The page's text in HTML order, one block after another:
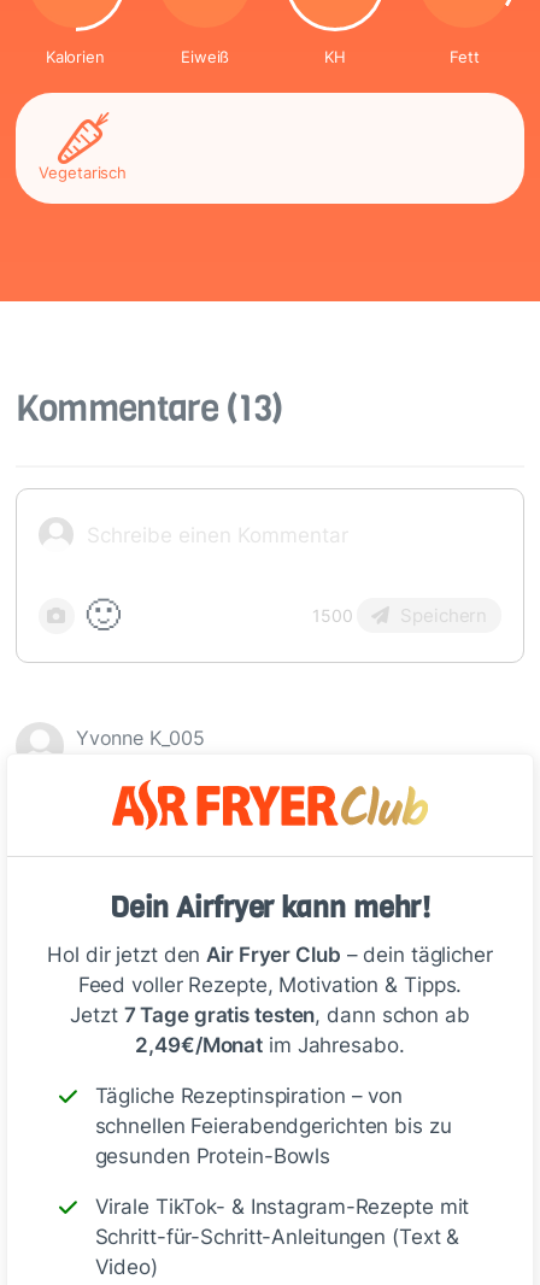
Dein Airfryer kann mehr!
Hol dir jetzt den Air Fryer Club – dein täglicher
Feed voller Rezepte, Motivation & Tipps.
Jetzt 7 Tage gratis testen, dann schon ab
2,49€/Monat im Jahresabo.
Tägliche Rezeptinspiration – von
schnellen Feierabendgerichten bis zu
gesunden Protein-Bowls
Virale TikTok- & Instagram-Rezepte mit
Schritt-für-Schritt-Anleitungen (Text &
Video)
Kalorien Eiweiß KH Fett
Vegetarisch
Kommentare (13)
🙂 1500 Speichern
Yvonne K_005
Sehr schnell und geling sicher.
Emily vom Air Fryer Club Team
vor 17 Tagen
Hi Yvonne,
zum Frühstück? 😍
Gefällt mir